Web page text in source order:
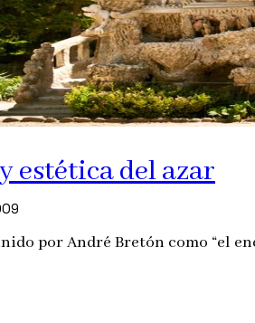
estética del azar
por André Bretón como “el